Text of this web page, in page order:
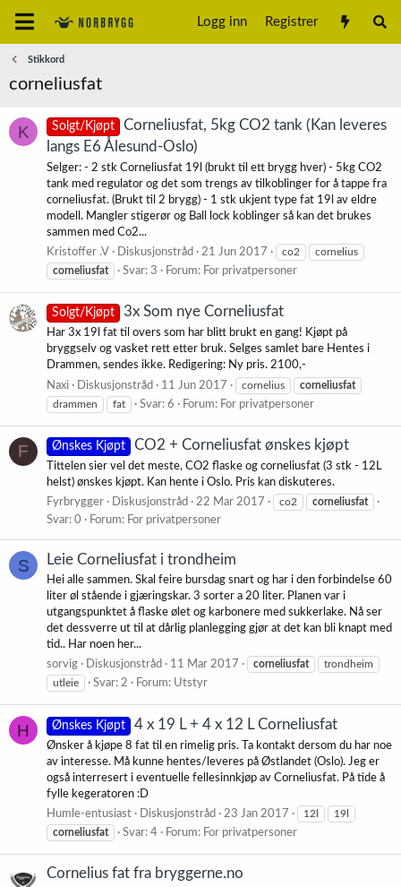
Logg inn Registrer
Stikkord
corneliusfat
K Solgt/Kjøpt
Corneliusfat, 5kg CO2 tank (Kan leveres
langs E6 Ålesund-Oslo)
Selger: - 2 stk Corneliusfat 19l (brukt til ett brygg hver) - 5kg CO2
tank med regulator og det som trengs av tilkoblinger for å tappe fra
corneliusfat. (Brukt til 2 brygg) - 1 stk ukjent type fat 19l av eldre
modell. Mangler stigerør og Ball lock koblinger så kan det brukes
sammen med Co2...
Kristoffer .V
Diskusjonstråd 21 Jun 2017 co2
cornelius
corneliusfat
Svar: 3 Forum: For privatpersoner
Solgt/Kjøpt 3x Som nye Corneliusfat
Har 3x 19l fat til overs som har blitt brukt en gang! Kjøpt på
bryggselv og vasket rett etter bruk. Selges samlet bare Hentes i
Drammen, sendes ikke. Redigering: Ny pris. 2100,-
Naxi
Diskusjonstråd 11 Jun 2017 cornelius
corneliusfat
drammen
fat Svar: 6 Forum: For privatpersoner
F Ønskes Kjøpt CO2 + Corneliusfat ønskes kjøpt
Tittelen sier vel det meste, CO2 flaske og corneliusfat (3 stk - 12L
helst) ønskes kjøpt. Kan hente i Oslo. Pris kan diskuteres.
Fyrbrygger
Diskusjonstråd 22 Mar 2017 co2 corneliusfat
Svar: 0 Forum: For privatpersoner
S Leie Corneliusfat i trondheim
Hei alle sammen. Skal feire bursdag snart og har i den forbindelse 60
liter øl stående i gjæringskar. 3 sorter a 20 liter. Planen var i
utgangspunktet å flaske ølet og karbonere med sukkerlake. Nå ser
det dessverre ut til at dårlig planlegging gjør at det kan bli knapt med
tid.. Har noen her...
sorvig
Diskusjonstråd 11 Mar 2017 corneliusfat
trondheim
utleie
Svar: 2 Forum: Utstyr
H Ønskes Kjøpt 4 x 19 L + 4 x 12 L Corneliusfat
Ønsker å kjøpe 8 fat til en rimelig pris. Ta kontakt dersom du har noe
av interesse. Må kunne hentes/leveres på Østlandet (Oslo). Jeg er
også interresert i eventuelle fellesinnkjøp av Corneliusfat. På tide å
fylle kegeratoren :D
Humle-entusiast
Diskusjonstråd 23 Jan 2017 12l
19l
corneliusfat
Svar: 4 Forum: For privatpersoner
Cornelius fat fra bryggerne.no